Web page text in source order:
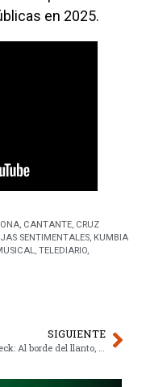
en 2025.
, CANTANTE, CRUZ
SENTIMENTALES, KUMBIA
, TELEDIARIO,
SIGUIENTE